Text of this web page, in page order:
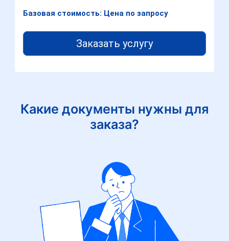
Базовая стоимость: Цена по запросу
Заказать услугу
Какие документы нужны для
заказа?